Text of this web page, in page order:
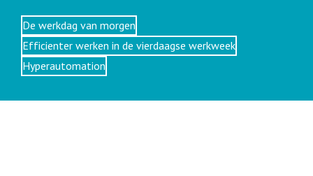
De werkdag van morgen
Efficienter werken in de vierdaagse werkweek
Hyperautomation